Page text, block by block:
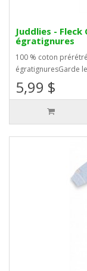
Juddlies -
égratignures
100 % coton
égratignuresGarde
5,99 $